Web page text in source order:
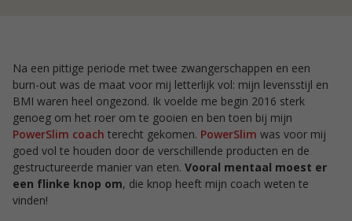
Na een pittige periode met twee zwangerschappen en een
burn-out was de maat voor mij letterlijk vol: mijn levensstijl en
BMI waren heel ongezond. Ik voelde me begin 2016 sterk
genoeg om het roer om te gooien en ben toen bij mijn
PowerSlim coach terecht gekomen. PowerSlim was voor mij
goed vol te houden door de verschillende producten en de
gestructureerde manier van eten. Vooral mentaal moest er
een flinke knop om, die knop heeft mijn coach weten te
vinden!